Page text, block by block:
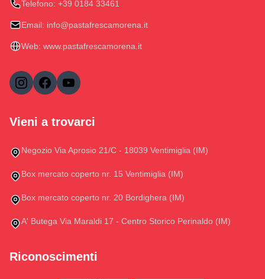
Telefono: +39 0184 33461
Email: info@pastafrescamorena.it
Web: www.pastafrescamorena.it
Vieni a trovarci
Negozio Via Aprosio 21/C - 18039 Ventimiglia (IM)
Box mercato coperto nr. 15 Ventimiglia (IM)
Box mercato coperto nr. 20 Bordighera (IM)
A' Butega Via Maraldi 17 - Centro Storico Perinaldo (IM)
Riconoscimenti